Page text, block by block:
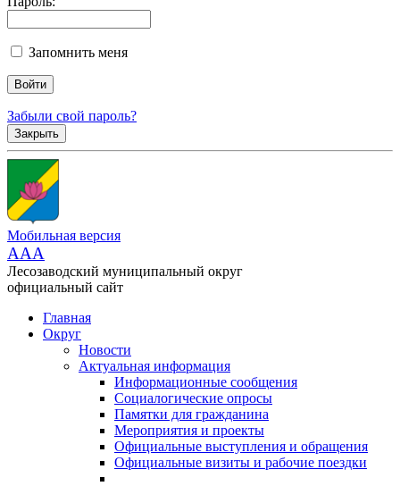
Запомнить меня
Забыли свой пароль?
Закрыть
Мобильная версия
AAA
Лесозаводский муниципальный округ
официальный сайт
Главная
Округ
Новости
Актуальная информация
Информационные сообщения
Социалогические опросы
Памятки для гражданина
Мероприятия и проекты
Официальные выступления и обращения
Официальные визиты и рабочие поездки